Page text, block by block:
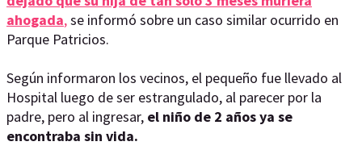
ahogada,se informó sobre un caso similar ocurrido en
Parque Patricios.
Según informaron los vecinos, el pequeño fue llevado al
Hospital luego de ser estrangulado, al parecer por la
padre, pero al ingresar, el niño de 2 años ya se
encontraba sin vida.